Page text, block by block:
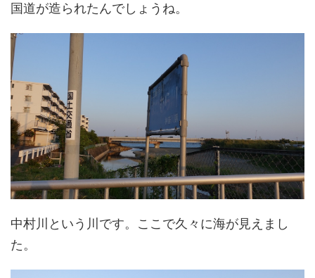
国道が造られたんでしょうね。
中村川という川です。ここで久々に海が見えまし
た。